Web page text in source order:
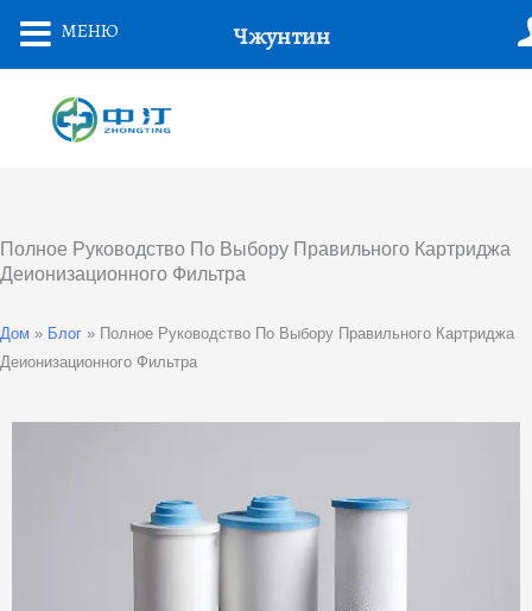
Полное Руководство По Выбору Правильного Картриджа
Деионизационного Фильтра
Дом » Блог » Полное Руководство По Выбору Правильного Картриджа
Деионизационного Фильтра
МЕНЮ Чжунтин